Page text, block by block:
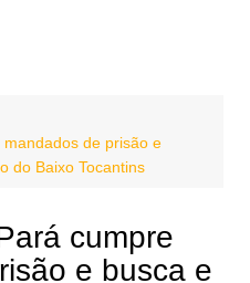
de prisão e
do Baixo Tocantins
cumpre
e busca e